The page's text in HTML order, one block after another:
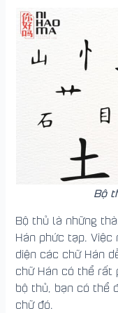
Bộ
Bộ thủ là những
Hán phức tạp. Việc
diện các chữ Hán
chữ Hán có thể rất
bộ thủ, bạn có thể
chữ đó.